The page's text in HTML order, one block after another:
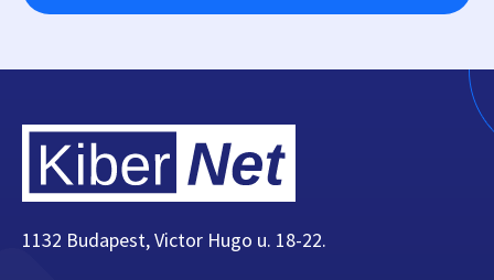
1132 Budapest, Victor Hugo u. 18-22.